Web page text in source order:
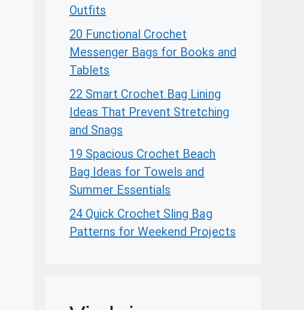
Outfits
20 Functional Crochet
Messenger Bags for Books and
Tablets
22 Smart Crochet Bag Lining
Ideas That Prevent Stretching
and Snags
19 Spacious Crochet Beach
Bag Ideas for Towels and
Summer Essentials
24 Quick Crochet Sling Bag
Patterns for Weekend Projects